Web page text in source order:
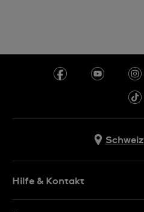
Schweiz
Hilfe & Kontakt